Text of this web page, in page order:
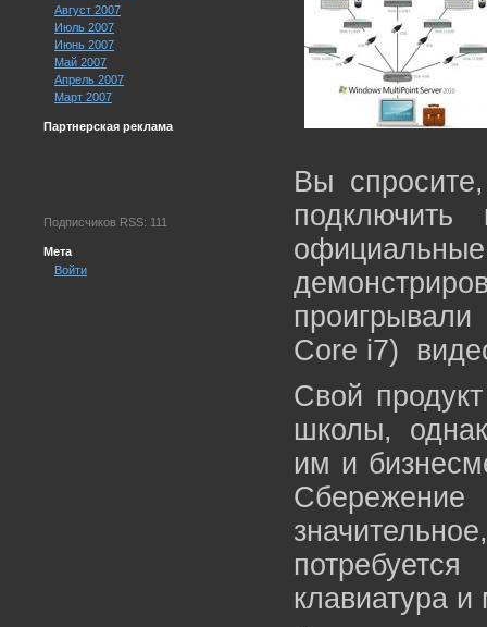
Август 2007
Июль 2007
Июнь 2007
Май 2007
Апрель 2007
Март 2007
Партнерская реклама
Подписчиков RSS: 111
Мета
Войти
Вы
Core i7)
Свой
школы,
им и
клавиатура